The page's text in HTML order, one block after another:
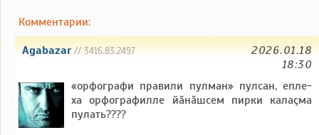
Комментарии:
Agabazar// 3416.83.2497
2026.01.18
18:30
«орфографи правили пулман» пулсан, епле-
ха орфографилле йăнăшсем пирки калаçма
пулать????